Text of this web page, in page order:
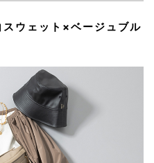
ウェット×ベージュブル